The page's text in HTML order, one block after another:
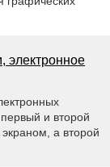
электронное
и второй
а второй